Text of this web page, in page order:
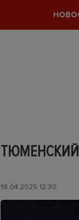
ТЮМЕНСКИЙ
18.04.2025 12:30